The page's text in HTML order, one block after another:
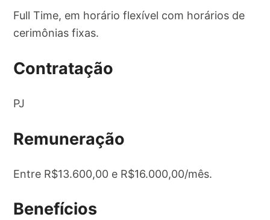
Full Time, em horário flexível com horários de
cerimônias fixas.
Contratação
PJ
Remuneração
Entre R$13.600,00 e R$16.000,00/mês.
Benefícios